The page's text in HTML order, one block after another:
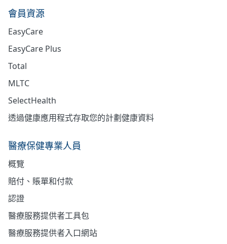
會員資源
EasyCare
EasyCare Plus
Total
MLTC
SelectHealth
透過健康應用程式存取您的計劃健康資料
醫療保健專業人員
概覽
賠付、賬單和付款
認證
醫療服務提供者工具包
醫療服務提供者入口網站